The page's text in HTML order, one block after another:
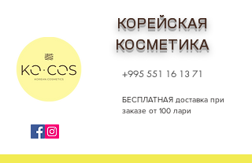
КОРЕЙСКАЯ
КОСМЕТИКА
+995 551 16 13 71
БЕСПЛАТНАЯ доставка при
заказе от 100 лари